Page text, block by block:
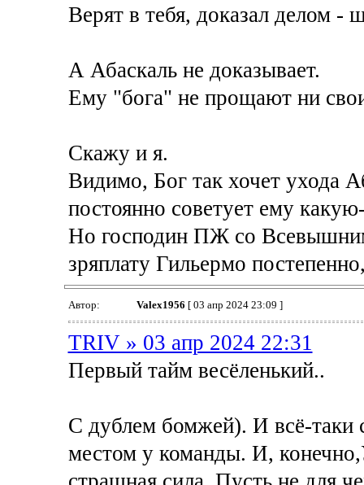
Верят в тебя, доказал делом -
А Абаскаль не доказывает.
Ему "бога" не прощают ни
Скажу и я.
Видимо, Бог так хочет ухода
постоянно советует ему
Но господин ПЖ со Всевышним
зряплату Гильермо
Автор: Valex1956 [ 03 апр 2024 23:09 ]
TRIV » 03 апр 2024 22:31
Первый тайм весёленький..
С дублем бомжей). И всё-таки
местом у команды. И,